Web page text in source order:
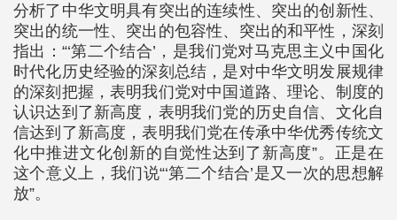
分析了中华文明具有突出的连续性、突出的创新性、
突出的统一性、突出的包容性、突出的和平性，深刻
指出：“‘第二个结合’，是我们党对马克思主义中国化
时代化历史经验的深刻总结，是对中华文明发展规律
的深刻把握，表明我们党对中国道路、理论、制度的
认识达到了新高度，表明我们党的历史自信、文化自
信达到了新高度，表明我们党在传承中华优秀传统文
化中推进文化创新的自觉性达到了新高度”。正是在
这个意义上，我们说“‘第二个结合’是又一次的思想解
放”。